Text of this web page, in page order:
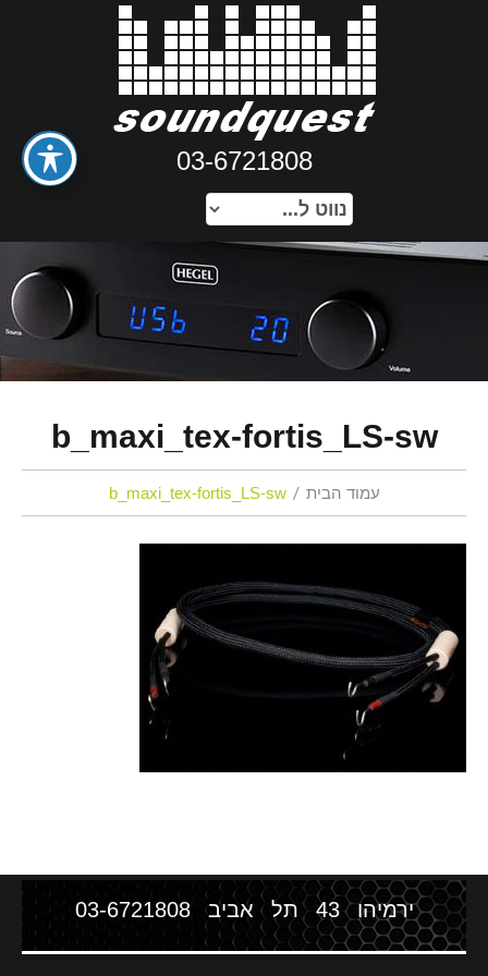
03-6721808
b_maxi_tex-fortis_LS-sw
עמוד הבית b_maxi_tex-fortis_LS-sw
ירמיהו 43 תל אביב 03-6721808